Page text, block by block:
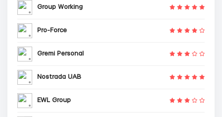
Group Working
Pro-Force
Gremi Personal
Nostrada UAB
EWL Group